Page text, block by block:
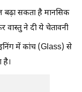
बढ़ा सकता है मानसिक
ने दी ये चेतावनी
में कांच (Glass) से
है।